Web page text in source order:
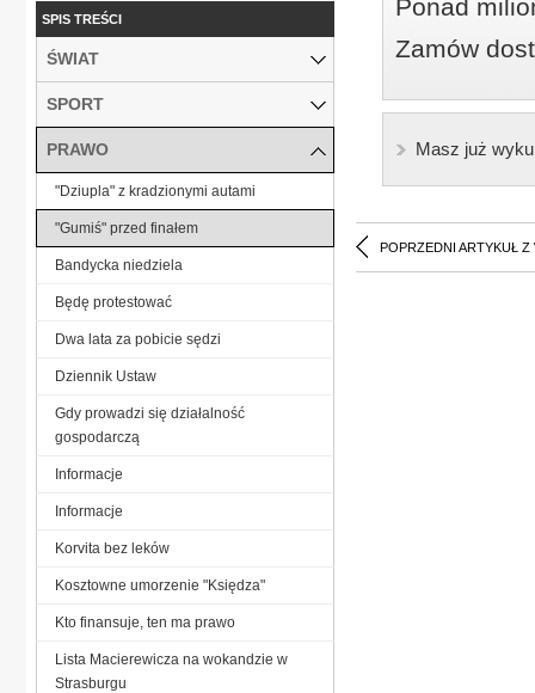
Ponad
Zamów
Masz już
POPRZEDNI ARTYKUŁ Z
SPIS TREŚCI
ŚWIAT
SPORT
PRAWO
"Dziupla" z kradzionymi autami
"Gumiś" przed finałem
Bandycka niedziela
Będę protestować
Dwa lata za pobicie sędzi
Dziennik Ustaw
Gdy prowadzi się działalność
gospodarczą
Informacje
Informacje
Korvita bez leków
Kosztowne umorzenie "Księdza"
Kto finansuje, ten ma prawo
Lista Macierewicza na wokandzie w
Strasburgu